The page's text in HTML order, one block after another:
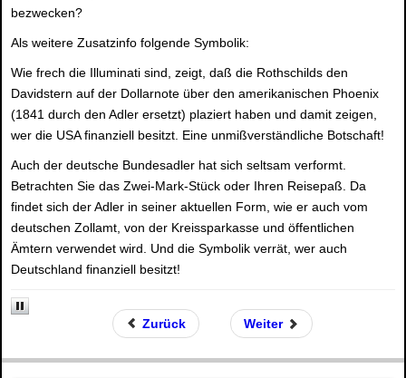
bezwecken?
Als weitere Zusatzinfo folgende Symbolik:
Wie frech die Illuminati sind, zeigt, daß die Rothschilds den
Davidstern auf der Dollarnote über den amerikanischen Phoenix
(1841 durch den Adler ersetzt) plaziert haben und damit zeigen,
wer die USA finanziell besitzt. Eine unmißverständliche Botschaft!
Auch der deutsche Bundesadler hat sich seltsam verformt.
Betrachten Sie das Zwei-Mark-Stück oder Ihren Reisepaß. Da
findet sich der Adler in seiner aktuellen Form, wie er auch vom
deutschen Zollamt, von der Kreissparkasse und öffentlichen
Ämtern verwendet wird. Und die Symbolik verrät, wer auch
Deutschland finanziell besitzt!
Zurück Weiter